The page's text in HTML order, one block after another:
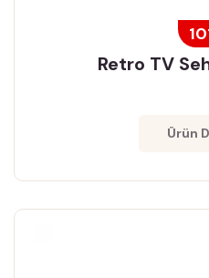
Retro TV
Ürün